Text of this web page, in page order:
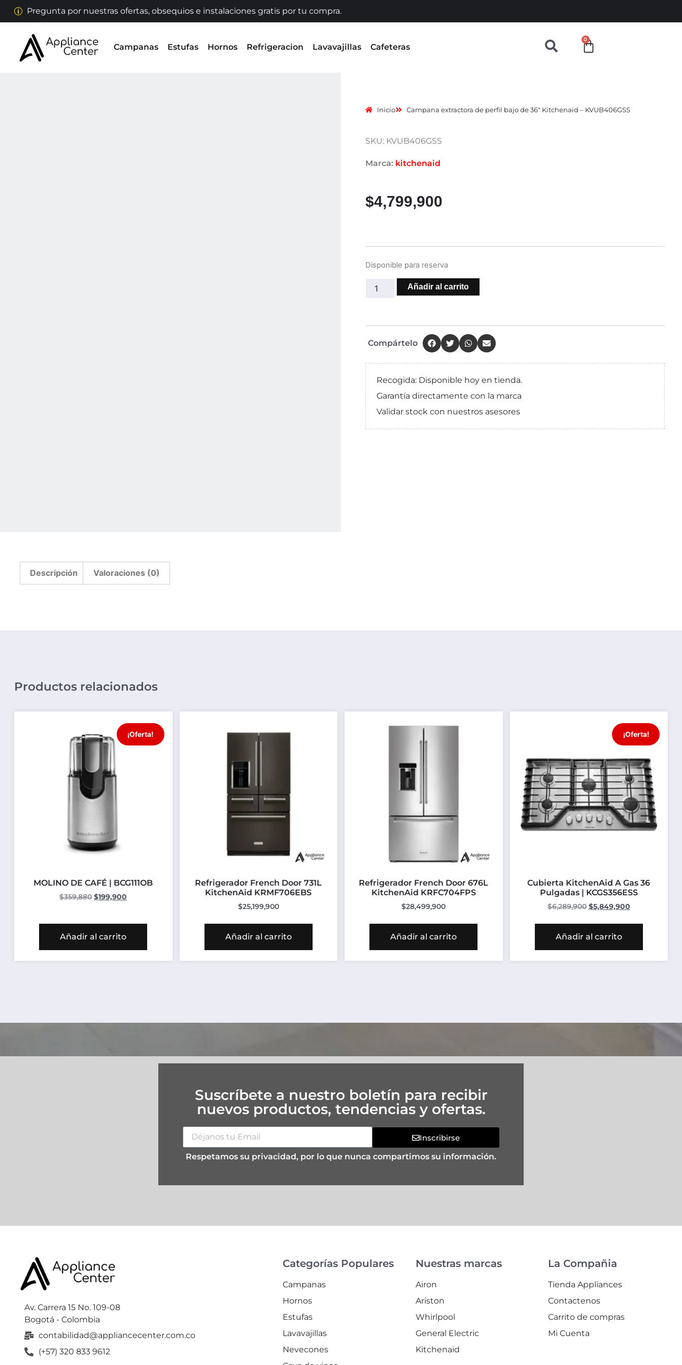
Pregunta por nuestras ofertas, obsequios e instalaciones gratis por tu compra.
Campanas Estufas Hornos Refrigeracion Lavavajillas Cafeteras
0
Inicio Campana extractora de perfil bajo de 36″ Kitchenaid – KVUB406GSS
SKU: KVUB406GSS
Marca: kitchenaid
$4,799,900
Disponible para reserva
Añadir al carrito
Compártelo
Recogida: Disponible hoy en tienda.
Garantía directamente con la marca
Validar stock con nuestros asesores
Descripción Valoraciones (0)
Productos relacionados
¡Oferta!
MOLINO DE CAFÉ | BCG111OB
$359,880 $199,900
Añadir al carrito
Refrigerador French Door 731L
KitchenAid KRMF706EBS
$25,199,900
Añadir al carrito
Refrigerador French Door 676L
KitchenAid KRFC704FPS
$28,499,900
Añadir al carrito
¡Oferta!
Cubierta KitchenAid A Gas 36
Pulgadas | KCGS356ESS
$6,289,900 $5,849,900
Añadir al carrito
Suscríbete a nuestro boletín para recibir
nuevos productos, tendencias y ofertas.
Inscribirse
Respetamos su privacidad, por lo que nunca compartimos su información.
Av. Carrera 15 No. 109-08
Bogotá - Colombia
contabilidad@appliancecenter.com.co
(+57) 320 833 9612
Categorías Populares
Campanas
Hornos
Estufas
Lavavajillas
Nevecones
Nuestras marcas
Airon
Ariston
Whirlpool
General Electric
Kitchenaid
La Compañia
Tienda Appliances
Contactenos
Carrito de compras
Mi Cuenta